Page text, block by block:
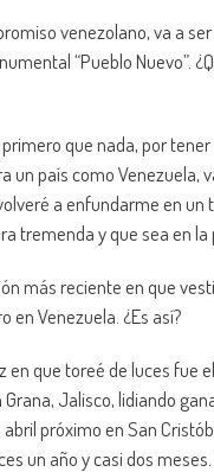
venezolano, va a
“Pueblo Nuevo”.
que nada, por
un país como Venezuela,
a enfundarme en un
tremenda y que sea en la
más reciente en que
en Venezuela. ¿Es así?
en que toreé de luces fue
Jalisco, lidiando
próximo en San
un año y casi dos